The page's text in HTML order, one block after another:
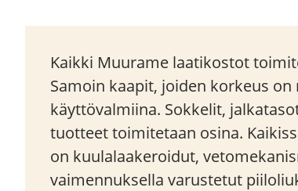
Kaikki Muurame laatikostot
Samoin kaapit, joiden korkeus
käyttövalmiina. Sokkelit,
tuotteet toimitetaan osina.
on kuulalaakeroidut,
vaimennuksella varustetut